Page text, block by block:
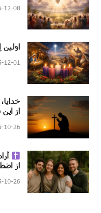
12-08
12-01
از
10-26
از
10-26